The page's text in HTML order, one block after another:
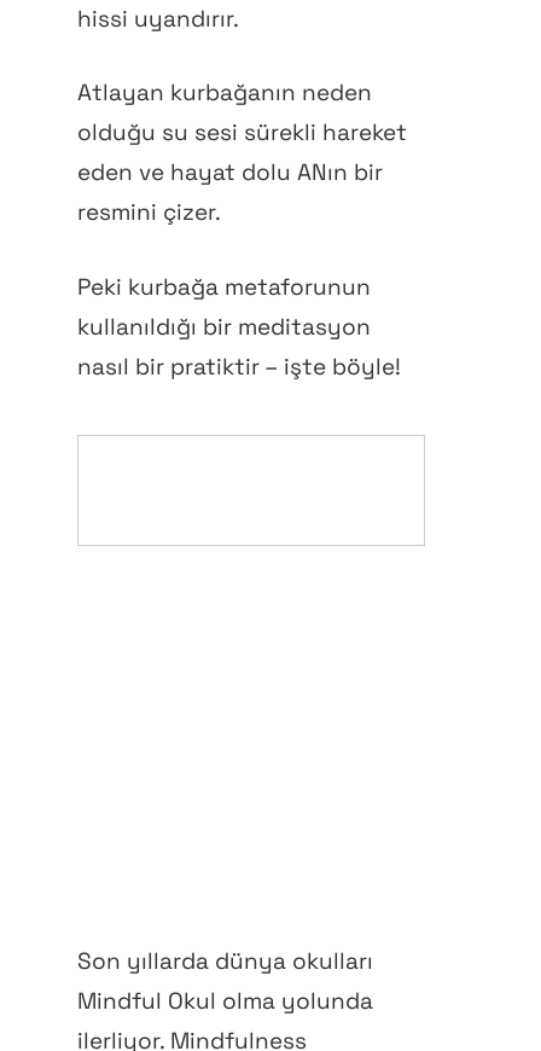
hissi uyandırır.
Atlayan kurbağanın neden
olduğu su sesi sürekli hareket
eden ve hayat dolu ANın bir
resmini çizer.
Peki kurbağa metaforunun
kullanıldığı bir meditasyon
nasıl bir pratiktir – işte böyle!
Son yıllarda dünya okulları
Mindful Okul olma yolunda
ilerliyor. Mindfulness